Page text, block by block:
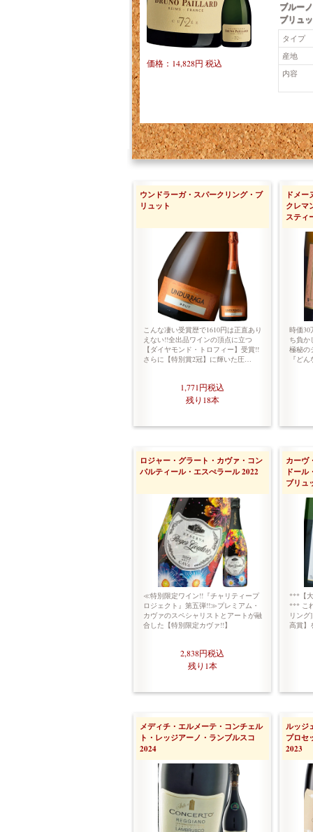
ブルー
ブリュ
タイプ
産地
内容
価格：14,828円 税込
ウンドラーガ・スパークリング・ブ
リュット
こんな凄い受賞歴で1610円は正直あり
えない!!全出品ワインの頂点に立つ
【ダイヤモンド・トロフィー】受賞!!
さらに【特別賞2冠】に輝いた圧…
1,771円税込
残り18本
ドメ
クレマ
スティ
時価30
ち負か
極秘の
『ど
ロジャー・グラート・カヴァ・コン
パルティール・エスぺラール 2022
≪特別限定ワイン!!『チャリティープ
ロジェクト』第五弾!!≫プレミアム・
カヴァのスペシャリストとアートが融
合した【特別限定カヴァ!!】
2,838円税込
残り1本
カーヴ
ドー
ブリュ
***【
*** こ
リン
高賞】
メディチ・エルメーテ・コンチェル
ト・レッジアーノ・ランブルスコ
2024
ルッジ
プロセ
2023